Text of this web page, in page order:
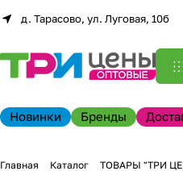
д. Тарасово, ул. Луговая, 10б
Новинки Бренды
Главная Каталог ТОВАРЫ "ТРИ